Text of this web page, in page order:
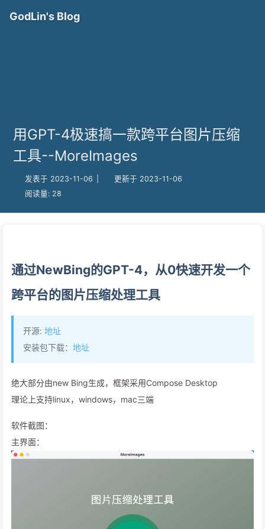
GodLin's Blog
用GPT-4极速搞一款跨平台图片压缩
工具--MoreImages
发表于 2023-11-06
更新于 2023-11-06
阅读量: 28
通过NewBing的GPT-4，从0快速开发一个
跨平台的图片压缩处理工具
开源: 地址
安装包下载： 地址
绝大部分由new Bing生成，框架采用Compose Desktop
理论上支持linux，windows，mac三端
软件截图：
主界面：